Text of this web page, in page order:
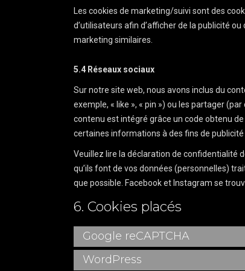
Les cookies de marketing/suivi sont des
d’utilisateurs afin d’afficher de la publicité
marketing similaires.
5.4 Réseaux sociaux
Sur notre site web, nous avons inclus du
exemple, « like », « pin ») ou les partager
contenu est intégré grâce un code obtenu
certaines informations à des fins de publicité
Veuillez lire la déclaration de confidentialité
qu’ils font de vos données (personnelles)
que possible. Facebook et Instagram se
6. Cookies placés
Google reCAPTCHA
WordPress